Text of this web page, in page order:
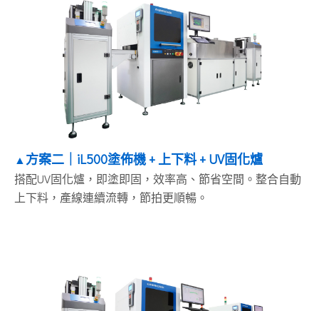
▲方案二｜iL500塗佈機 + 上下料 + UV固化爐
搭配UV固化爐，即塗即固，效率高、節省空間。整合自動
上下料，產線連續流轉，節拍更順暢。